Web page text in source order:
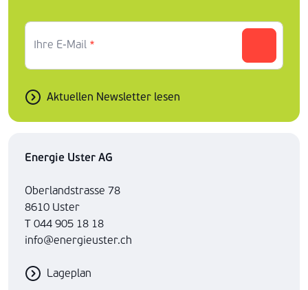
Ihre E-Mail *
Aktuellen Newsletter lesen
Energie Uster AG
Oberlandstrasse 78
8610 Uster
T 044 905 18 18
info@energieuster.ch
Lageplan